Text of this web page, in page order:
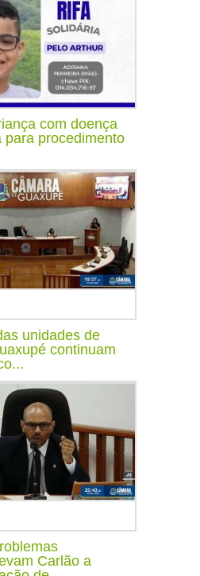
com doença
para procedimento
unidades de
continuam
Carlão a